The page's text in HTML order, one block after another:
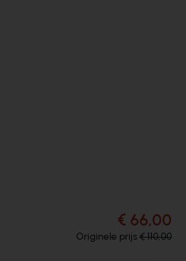
€ 66,00
Originele prijs€ 110,00